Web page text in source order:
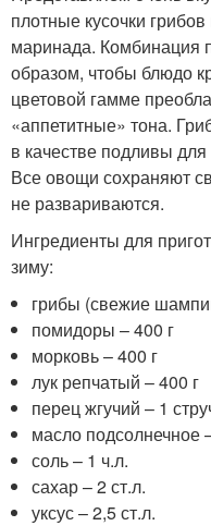
плотные кусочки
маринада. Комбинация
образом, чтобы блюдо
цветовой гамме
«аппетитные» тона.
в качестве подливы
Все овощи сохраняют
не развариваются.
Ингредиенты для
зиму:
грибы (свежие
помидоры – 400 г
морковь – 400 г
лук репчатый – 400 г
перец жгучий – 1
масло подсолнечное
соль – 1 ч.л.
сахар – 2 ст.л.
уксус – 2,5 ст.л.